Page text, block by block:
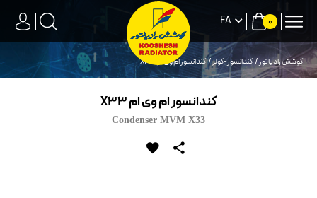
0
FA
کوشش رادیاتور کندانسور-کولر كندانسور ام وی ام X33
كندانسور ام وی ام X33
Condenser MVM X33